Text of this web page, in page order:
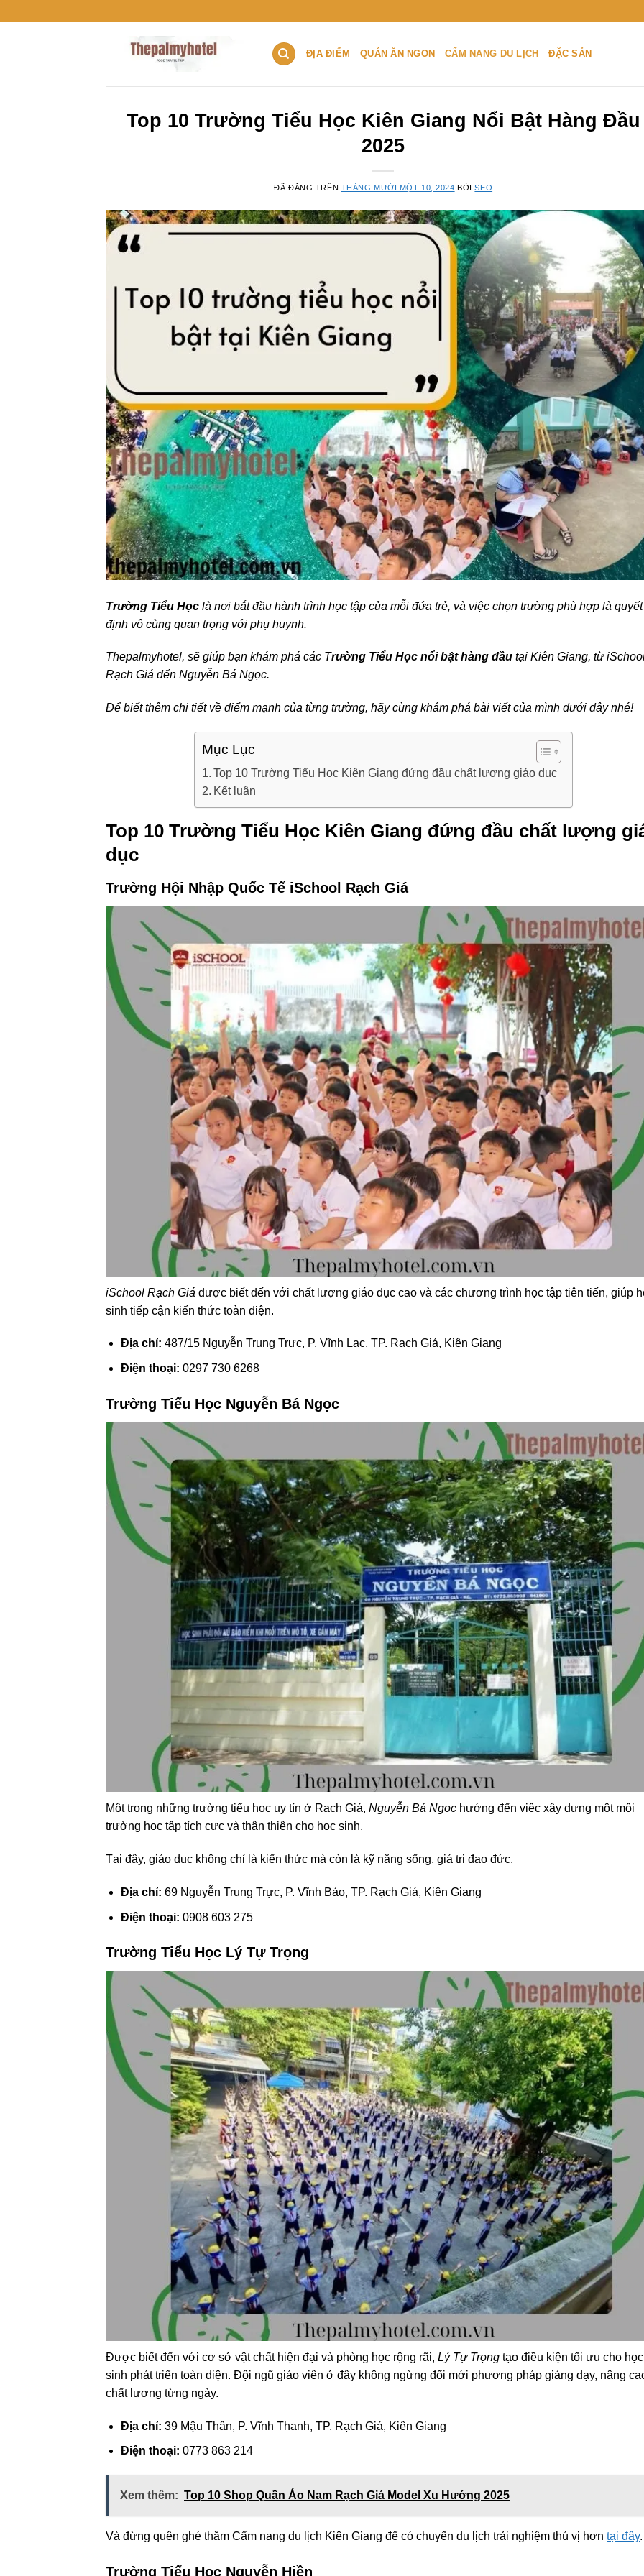
ĐỊA ĐIỂM QUÁN ĂN NGON CẨM NANG DU LỊCH ĐẶC SẢN
Top 10 Trường Tiểu Học Kiên Giang Nổi Bật Hàng Đầu
2025
ĐÃ ĐĂNG TRÊN THÁNG MƯỜI MỘT 10, 2024 BỞISEO
Trường Tiểu Học là nơi bắt đầu hành trình học tập của mỗi đứa trẻ, và việc chọn trường phù hợp là quyết
định vô cùng quan trọng với phụ huynh.
Thepalmyhotel, sẽ giúp bạn khám phá các Trường Tiểu Học nổi bật hàng đầu tại Kiên Giang, từ
Rạch Giá đến Nguyễn Bá Ngọc.
Để biết thêm chi tiết về điểm mạnh của từng trường, hãy cùng khám phá bài viết của mình dưới đây nhé!
Mục Lục
Top 10 Trường Tiểu Học Kiên Giang đứng đầu chất lượng giáo dục
Kết luận
Top 10 Trường Tiểu Học Kiên Giang đứng đầu chất lượng
dục
Trường Hội Nhập Quốc Tế iSchool Rạch Giá
iSchool Rạch Giá được biết đến với chất lượng giáo dục cao và các chương trình học tập tiên tiến, giúp
sinh tiếp cận kiến thức toàn diện.
Địa chỉ: 487/15 Nguyễn Trung Trực, P. Vĩnh Lạc, TP. Rạch Giá, Kiên Giang
Điện thoại: 0297 730 6268
Trường Tiểu Học Nguyễn Bá Ngọc
Một trong những trường tiểu học uy tín ở Rạch Giá, Nguyễn Bá Ngọc hướng đến việc xây dựng một môi
trường học tập tích cực và thân thiện cho học sinh.
Tại đây, giáo dục không chỉ là kiến thức mà còn là kỹ năng sống, giá trị đạo đức.
Địa chỉ: 69 Nguyễn Trung Trực, P. Vĩnh Bảo, TP. Rạch Giá, Kiên Giang
Điện thoại: 0908 603 275
Trường Tiểu Học Lý Tự Trọng
Được biết đến với cơ sở vật chất hiện đại và phòng học rộng rãi, Lý Tự Trọng tạo điều kiện tối ưu cho học
sinh phát triển toàn diện. Đội ngũ giáo viên ở đây không ngừng đổi mới phương pháp giảng dạy, nâng
chất lượng từng ngày.
Địa chỉ: 39 Mậu Thân, P. Vĩnh Thanh, TP. Rạch Giá, Kiên Giang
Điện thoại: 0773 863 214
Xem thêm: Top 10 Shop Quần Áo Nam Rạch Giá Model Xu Hướng 2025
Và đừng quên ghé thăm Cẩm nang du lịch Kiên Giang để có chuyến du lịch trải nghiệm thú vị hơn tại đây.
Trường Tiểu Học Nguyễn Hiền